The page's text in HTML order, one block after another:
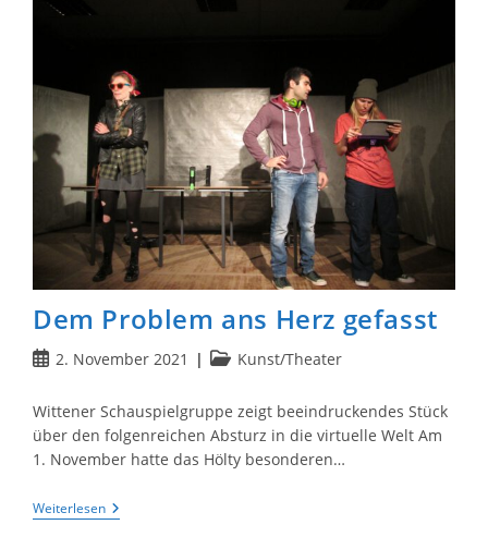
Dem Problem ans Herz gefasst
Beitrag
2. November 2021
Beitrags-
Kunst/Theater
Wittener Schauspielgruppe zeigt beeindruckendes Stück
über den folgenreichen Absturz in die virtuelle Welt Am
1. November hatte das Hölty besonderen…
WeiterlesenDem
Problem